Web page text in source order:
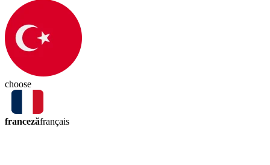
choose
francezăfrançais